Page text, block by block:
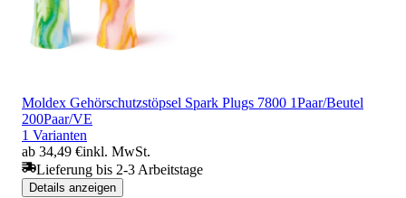
Moldex Gehörschutzstöpsel Spark Plugs 7800 1Paar/Beutel
200Paar/VE
1 Varianten
ab 34,49 €inkl. MwSt.
Lieferung bis 2-3 Arbeitstage
Details anzeigen